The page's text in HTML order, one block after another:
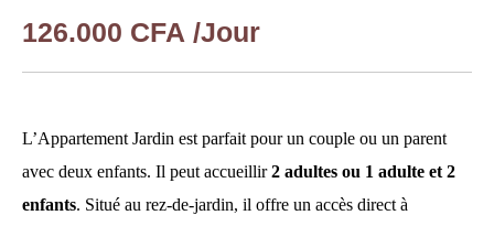
126.000 CFA /Jour
L’Appartement Jardin est parfait pour un couple ou un parent
avec deux enfants. Il peut accueillir2 adultes ou 1 adulte et 2
enfants. Situé au rez-de-jardin, il offre un accès direct à